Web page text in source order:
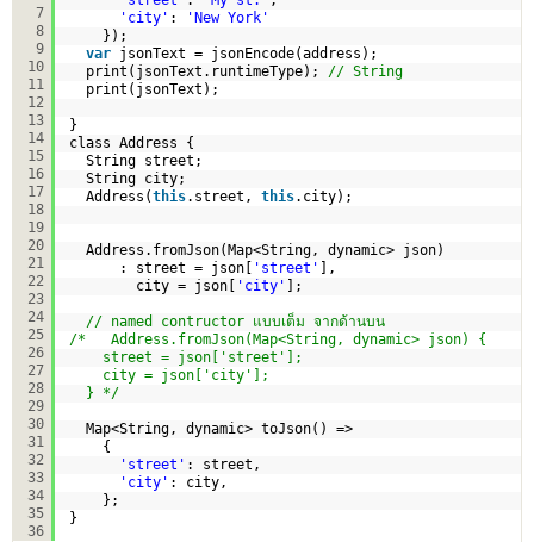
7
8
9
10
11
12
13
14
15
16
17
18
19
20
21
22
23
24
25
26
27
28
29
30
31
32
33
34
35
36
'city' :
'New York'
});
var jsonText = jsonEncode(address);
print(jsonText.runtimeType); // String
print(jsonText);
}
class Address {
String street;
String city;
Address(this.street, this.city);
Address.fromJson(Map<String, dynamic> json)
: street = json[
'street'
],
city = json[
'city' ];
// named contructor แบบเต็ม จากด้านบน
/*   Address.fromJson(Map<String, dynamic> json) {
street = json['street'];
city = json['city'];
} */
Map<String, dynamic> toJson() =>
{
'street' : street,
'city' : city,
};
}